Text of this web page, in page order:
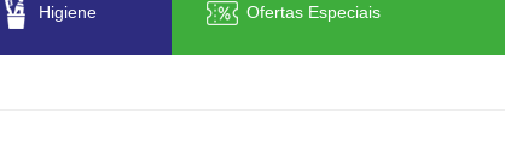
Higiene Ofertas Especiais